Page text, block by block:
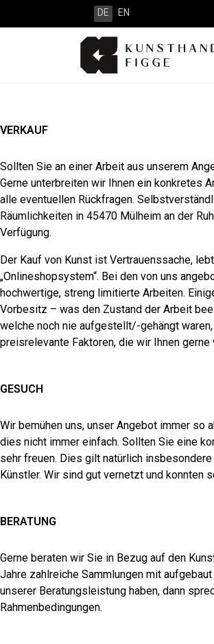
DE EN
VERKAUF
Sollten Sie an einer Arbeit aus unserem
Gerne unterbreiten wir Ihnen ein konkretes
alle eventuellen Rückfragen.
Räumlichkeiten in 45470 Mülheim an der
Verfügung.
Der Kauf von Kunst ist Vertrauenssache,
„Onlineshopsystem“. Bei den von uns
hochwertige, streng limitierte Arbeiten.
Vorbesitz – was den Zustand der Arbeit
welche noch nie aufgestellt/-gehängt
preisrelevante Faktoren, die wir Ihnen
GESUCH
Wir bemühen uns, unser Angebot immer so
dies nicht immer einfach. Sollten Sie eine
sehr freuen. Dies gilt natürlich
Künstler. Wir sind gut vernetzt und konnten
BERATUNG
Gerne beraten wir Sie in Bezug auf den
Jahre zahlreiche Sammlungen mit
unserer Beratungsleistung haben, dann
Rahmenbedingungen.